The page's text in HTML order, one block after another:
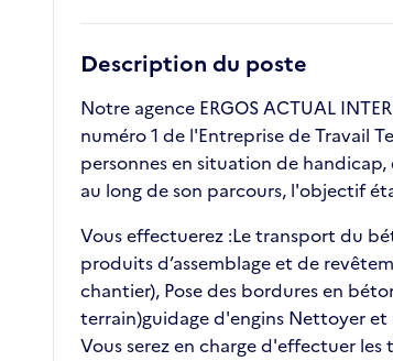
Description du poste
Notre agence ERGOS ACTUAL
numéro 1 de l'Entreprise de Travail
personnes en situation de
au long de son parcours, l'objectif
Vous effectuerez :Le transport du
produits d’assemblage et de
chantier), Pose des bordures en
terrain)guidage d'engins Nettoyer
Vous serez en charge d'effectuer